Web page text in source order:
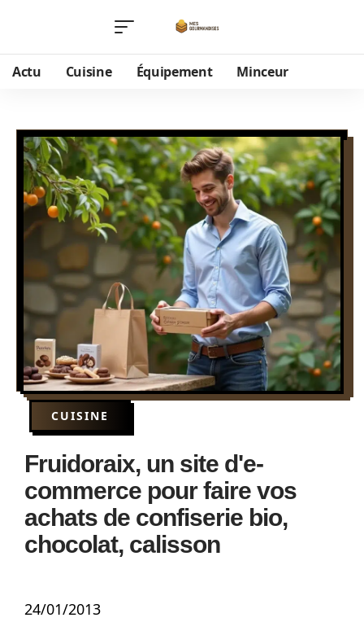
Actu Cuisine Équipement Minceur
CUISINE
Fruidoraix, un site d'e-
commerce pour faire vos
achats de confiserie bio,
chocolat, calisson
24/01/2013